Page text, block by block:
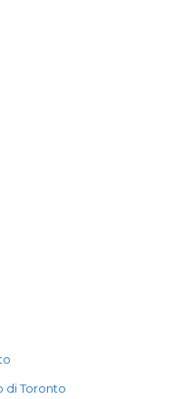
di Toronto